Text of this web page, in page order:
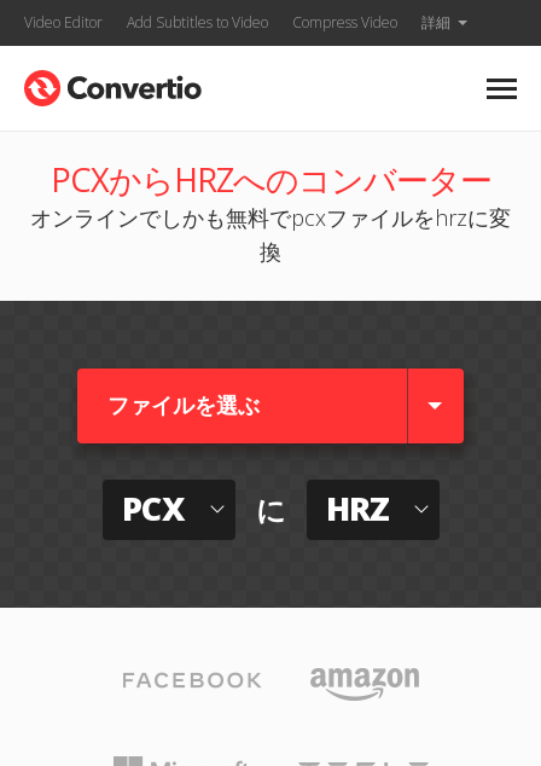
Video Editor Add Subtitles to Video Compress Video 詳細
PCXからHRZへのコンバーター
オンラインでしかも無料でpcxファイルをhrzに変
換
ファイルを選ぶ
PCX に HRZ